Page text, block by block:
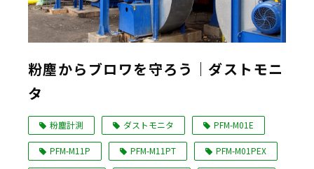
粉塵からブロワを守ろう｜ダストモニ
タ
粉塵計測 ダストモニタ PFM-M01E
PFM-M11P PFM-M11PT PFM-M01PEX